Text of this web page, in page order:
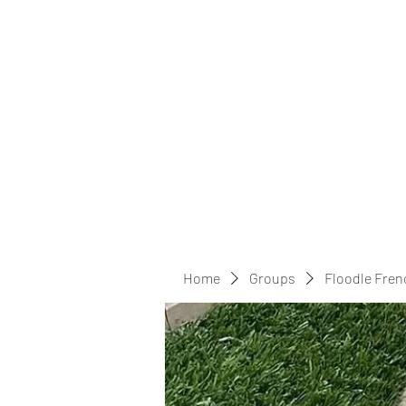
Home Groups Floodle